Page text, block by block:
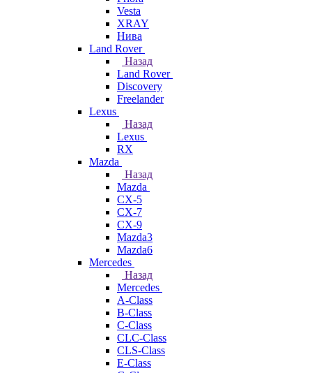
Vesta
XRAY
Нива
Land Rover
Назад
Land Rover
Discovery
Freelander
Lexus
Назад
Lexus
RX
Mazda
Назад
Mazda
CX-5
CX-7
CX-9
Mazda3
Mazda6
Mercedes
Назад
Mercedes
A-Class
B-Class
C-Class
CLC-Class
CLS-Class
E-Class